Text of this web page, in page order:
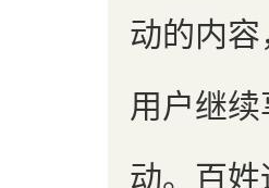
动的内
用户继
动。百